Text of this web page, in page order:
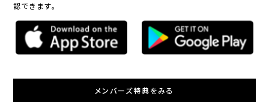
認できます。
メンバーズ特典をみる